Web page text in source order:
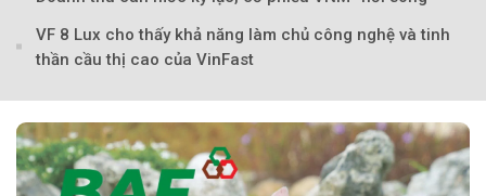
VF 8 Lux cho thấy khả năng làm chủ công nghệ và tinh
thần cầu thị cao của VinFast